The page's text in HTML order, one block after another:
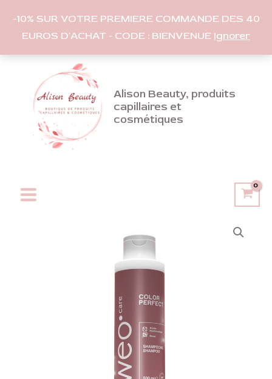
-10% SUR VOTRE PREMIERE COMMANDE DES 40
EUROS D'ACHAT - CODE : BIENVENUE Ignorer
Aller
Alison Beauty, produits
capillaires et
cosmétiques
Main